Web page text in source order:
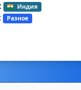
Индия
Разное